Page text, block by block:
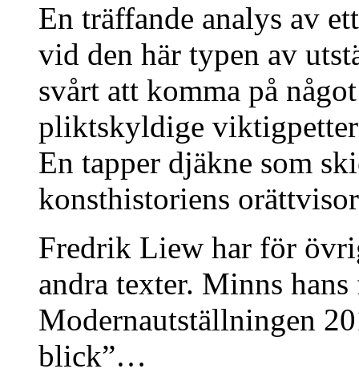
En träffande analys av
vid den här typen av
svårt att komma på
pliktskyldige
En tapper djäkne som
konsthistoriens
Fredrik Liew har för
andra texter. Minns
Modernautställningen
blick”…